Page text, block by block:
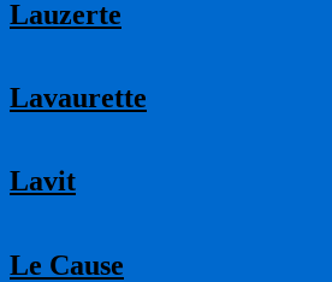
Lauzerte
Lavaurette
Lavit
Le Cause